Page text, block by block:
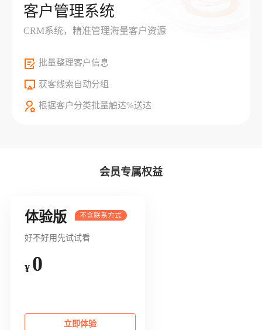
客户管理系统
CRM系统，精准管理海量客户资源
批量整理客户信息
获客线索自动分组
根据客户分类批量触达%送达
会员专属权益
体验版
好不好用先试试看
¥ 0
立即体验